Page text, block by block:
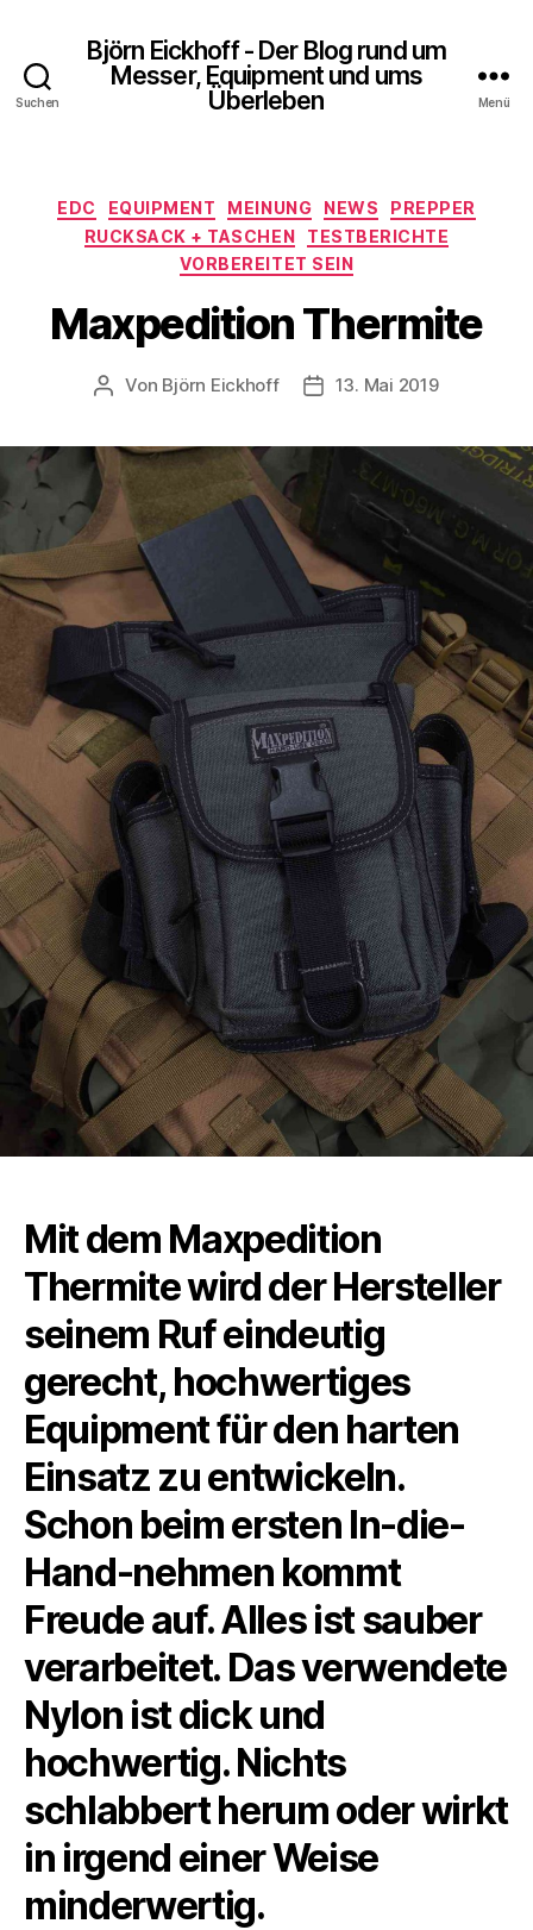
Suchen
Björn Eickhoff - Der Blog rund um
Messer, Equipment und ums
Überleben
Menü
Kategorien
EDC EQUIPMENT MEINUNG NEWS
PREPPER
RUCKSACK + TASCHEN
TESTBERICHTE
VORBEREITET SEIN
Maxpedition Thermite
Beitragsautor
Von Björn Eickhoff Veröffentlichungsdatum
13. Mai 2019
Mit dem Maxpedition
Thermite wird der Hersteller
seinem Ruf eindeutig
gerecht, hochwertiges
Equipment für den harten
Einsatz zu entwickeln.
Schon beim ersten In-die-
Hand-nehmen kommt
Freude auf. Alles ist sauber
verarbeitet. Das verwendete
Nylon ist dick und
hochwertig. Nichts
schlabbert herum oder wirkt
in irgend einer Weise
minderwertig.